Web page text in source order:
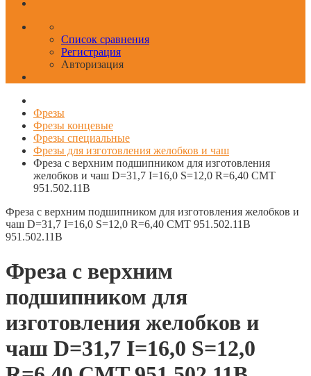
Список сравнения
Регистрация
Авторизация
Фрезы
Фрезы концевые
Фрезы специальные
Фрезы для изготовления желобков и чаш
Фреза с верхним подшипником для изготовления
желобков и чаш D=31,7 I=16,0 S=12,0 R=6,40 CMT
951.502.11B
Фреза с верхним подшипником для изготовления желобков и
чаш D=31,7 I=16,0 S=12,0 R=6,40 CMT 951.502.11B
951.502.11B
Фреза с верхним
подшипником для
изготовления желобков и
чаш D=31,7 I=16,0 S=12,0